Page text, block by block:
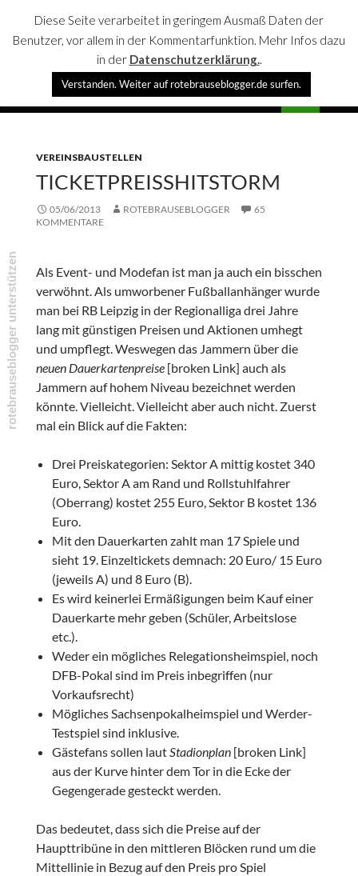
rotebrauseblogger
SPRINGE
VEREINSBAUSTELLEN
TICKETPREISSHITSTORM
05/06/2013 ROTEBRAUSEBLOGGER
65
KOMMENTARE
Als Event- und Modefan ist man ja auch ein bisschen
verwöhnt. Als umworbener Fußballanhänger wurde
man bei RB Leipzig in der Regionalliga drei Jahre
lang mit günstigen Preisen und Aktionen umhegt
und umpflegt. Weswegen das Jammern über die
neuen Dauerkartenpreise[broken Link] auch als
Jammern auf hohem Niveau bezeichnet werden
könnte. Vielleicht. Vielleicht aber auch nicht. Zuerst
mal ein Blick auf die Fakten:
Drei Preiskategorien: Sektor A mittig kostet 340
Euro, Sektor A am Rand und Rollstuhlfahrer
(Oberrang) kostet 255 Euro, Sektor B kostet 136
Euro.
Mit den Dauerkarten zahlt man 17 Spiele und
sieht 19. Einzeltickets demnach: 20 Euro/ 15 Euro
(jeweils A) und 8 Euro (B).
Es wird keinerlei Ermäßigungen beim Kauf einer
Dauerkarte mehr geben (Schüler, Arbeitslose
etc.).
Weder ein mögliches Relegationsheimspiel, noch
DFB-Pokal sind im Preis inbegriffen (nur
Vorkaufsrecht)
Mögliches Sachsenpokalheimspiel und Werder-
Testspiel sind inklusive.
Gästefans sollen lautStadionplan[broken Link]
aus der Kurve hinter dem Tor in die Ecke der
Gegengerade gesteckt werden.
Das bedeutet, dass sich die Preise auf der
Haupttribüne in den mittleren Blöcken rund um die
Mittellinie in Bezug auf den Preis pro Spiel
Diese Seite verarbeitet in geringem Ausmaß Daten der
Benutzer, vor allem in der Kommentarfunktion. Mehr Infos dazu
in der Datenschutzerklärung..
Verstanden. Weiter auf rotebrauseblogger.de surfen.
rotebrauseblogger unterstützen